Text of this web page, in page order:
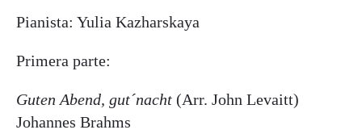
Pianista: Yulia Kazharskaya
Primera parte:
Guten Abend, gut´nacht (Arr. John Levaitt)
Johannes Brahms